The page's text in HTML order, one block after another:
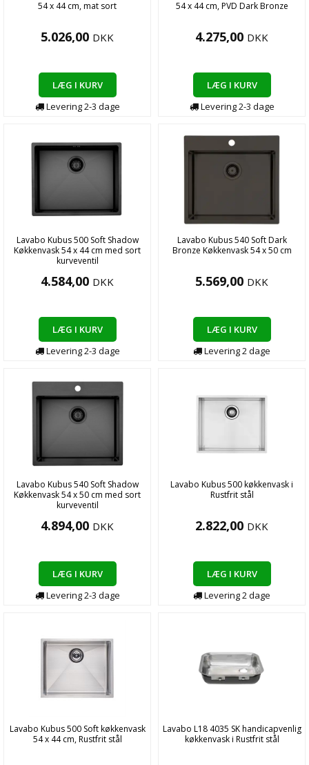
54 x 44 cm, mat sort
5.026,00 DKK
LÆG I KURV
Levering2-3 dage
54 x 44 cm, PVD Dark Bronze
4.275,00 DKK
LÆG I KURV
Levering2-3 dage
Lavabo Kubus 500 Soft Shadow
Køkkenvask 54 x 44 cm med sort
kurveventil
4.584,00 DKK
LÆG I KURV
Levering2-3 dage
Lavabo Kubus 540 Soft Dark
Bronze Køkkenvask 54 x 50 cm
5.569,00 DKK
LÆG I KURV
Levering2dage
Lavabo Kubus 540 Soft Shadow
Køkkenvask 54 x 50 cm med sort
kurveventil
4.894,00 DKK
LÆG I KURV
Levering2-3 dage
Lavabo Kubus 500 køkkenvask i
Rustfrit stål
2.822,00 DKK
LÆG I KURV
Levering2dage
Lavabo Kubus 500 Soft køkkenvask
54 x 44 cm, Rustfrit stål
Lavabo L18 4035 SK handicapvenlig
køkkenvask i Rustfrit stål